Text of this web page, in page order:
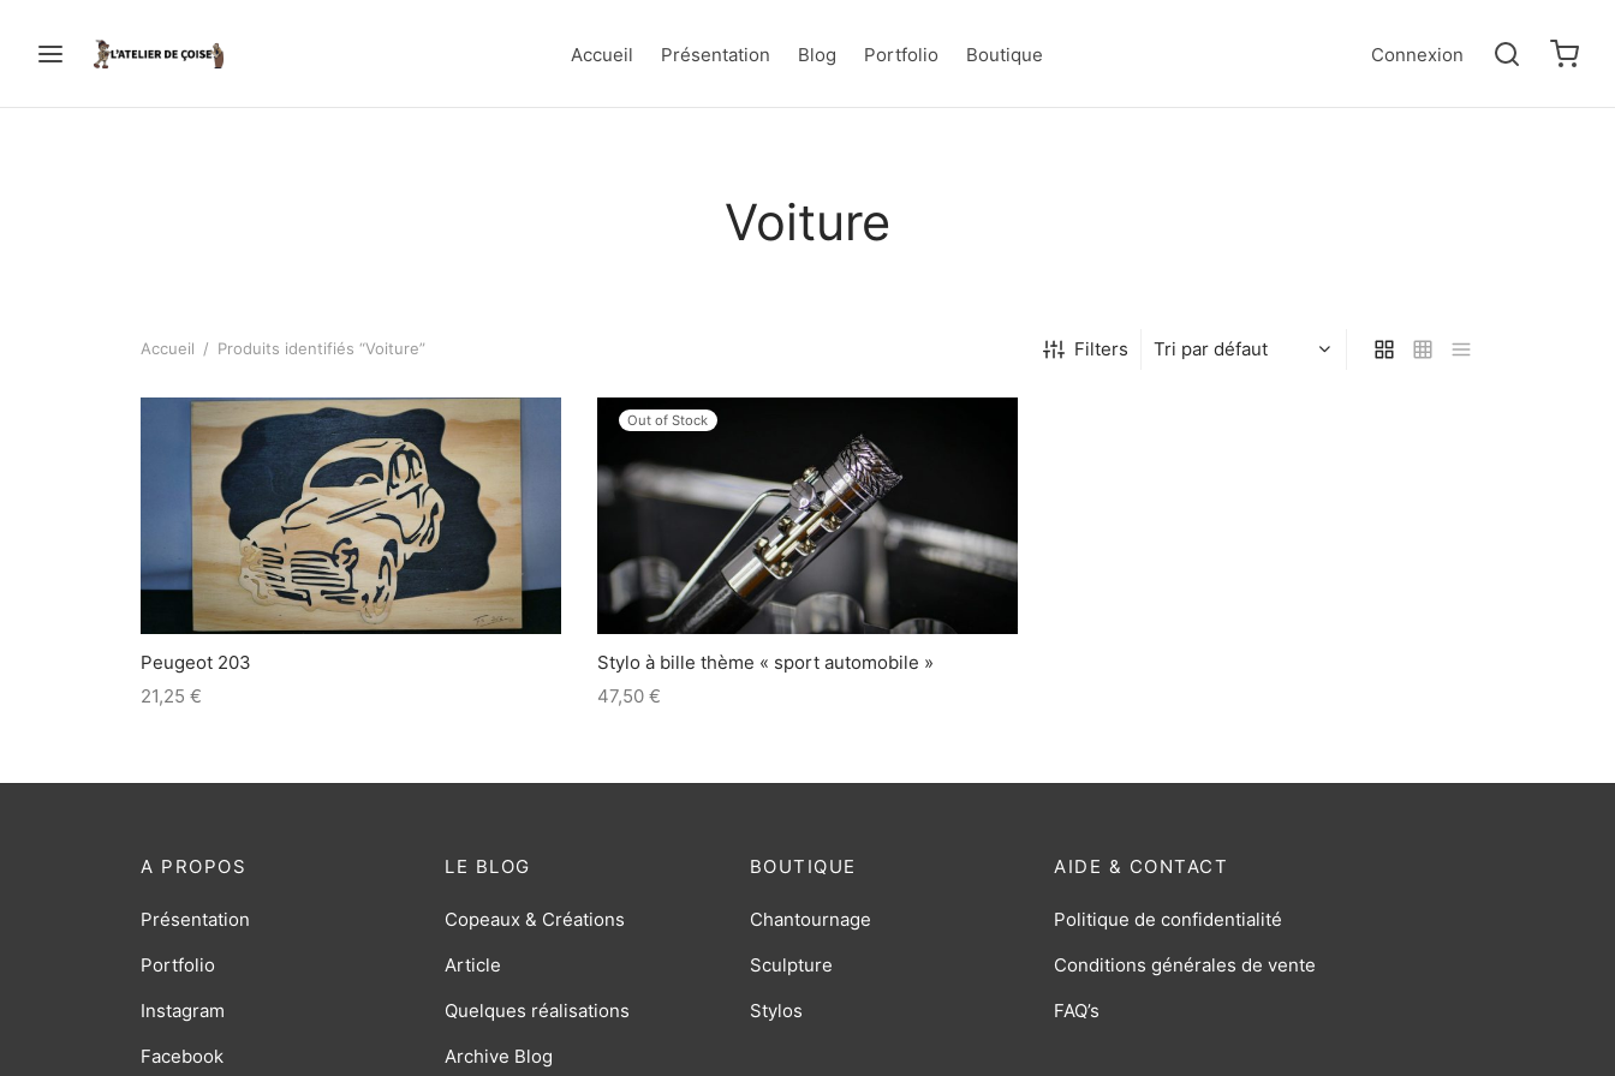
Accueil Présentation Blog Portfolio Boutique Connexion
Voiture
Accueil / Produits identifiés “Voiture” Filters
Peugeot 203
21,25 €
Out of Stock
Stylo à bille thème « sport automobile »
47,50 €
AIDE & CONTACT
Politique de confidentialité
Conditions générales de vente
FAQ’s
LE BLOG
Copeaux & Créations
Article
Quelques réalisations
Archive Blog
BOUTIQUE
Chantournage
Sculpture
Stylos
A PROPOS
Présentation
Portfolio
Instagram
Facebook